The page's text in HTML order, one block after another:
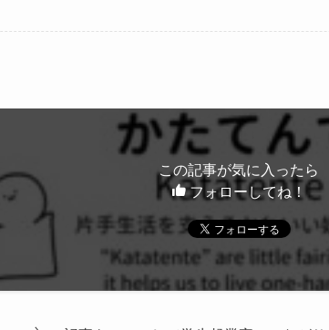
この記事が気に入ったら
フォローしてね！